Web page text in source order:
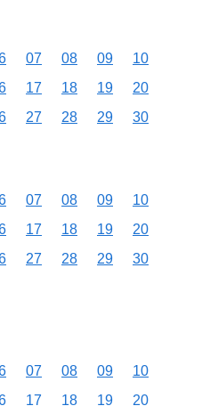
07 08 09
10
17 18 19
20
27 28 29 30
07 08 09
10
17 18 19
20
27 28 29
30
07 08 09
10
17 18 19 20